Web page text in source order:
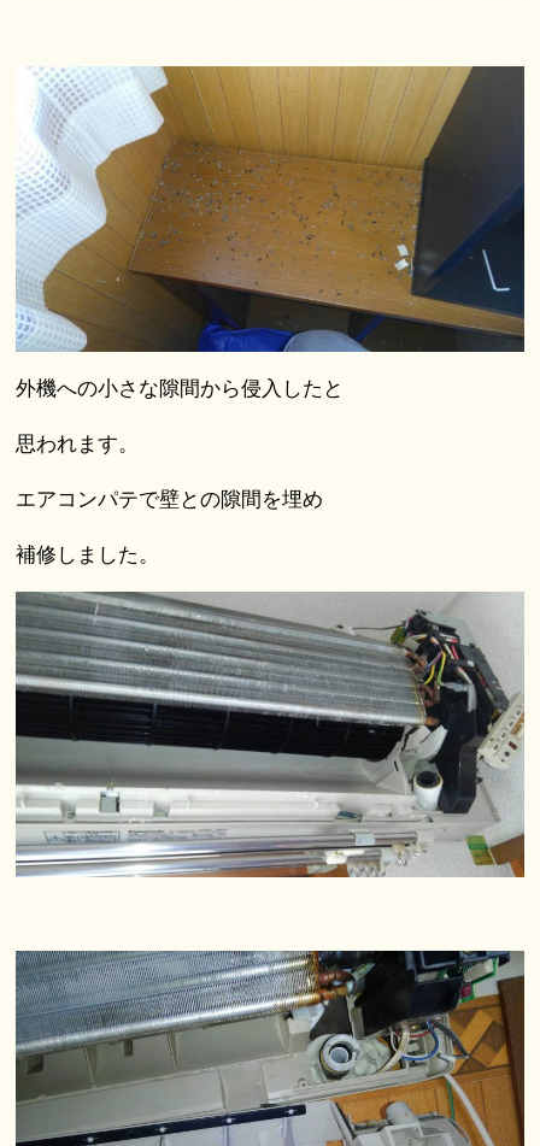
外機への小さな隙間から侵入したと
思われます。
エアコンパテで壁との隙間を埋め
補修しました。